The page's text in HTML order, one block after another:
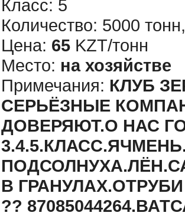
Класс: 5
Количество: 5000 тонн,
Цена: 65 KZT/тонн
Место: на хозяйстве
Примечания: КЛУБ
СЕРЬЁЗНЫЕ
ДОВЕРЯЮТ.О НАС
В
??